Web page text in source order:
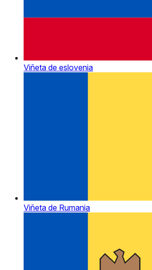
Viñeta de eslovenia
Viñeta de Rumania